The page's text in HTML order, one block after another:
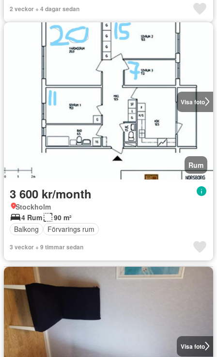
2 veckor + 4 dagar sedan
Visa foto
Rum
3 600 kr/month
Stockholm
4 Rum
90 m²
Balkong
Förvarings rum
3 veckor + 9 timmar sedan
Visa foto